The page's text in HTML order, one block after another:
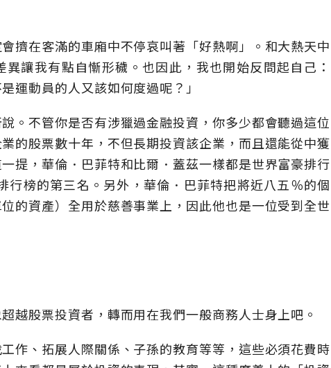
擠在客滿的車廂中不停哀叫著「好熱啊」。和大熱天中
讓我有點自慚形穢。也因此，我也開始反問起自己：
運動員的人又該如何度過呢？」
。不管你是否有涉獵過金融投資，你多少都會聽過這位
的股票數十年，不但長期投資該企業，而且還能從中獲
提，華倫．巴菲特和比爾．蓋茲一樣都是世界富豪排行
行榜的第三名。另外，華倫．巴菲特把將近八五％的個
的資產）全用於慈善事業上，因此他也是一位受到全世
越股票投資者，轉而用在我們一般商務人士身上吧。
作、拓展人際關係、子孫的教育等等，這些必須花費時